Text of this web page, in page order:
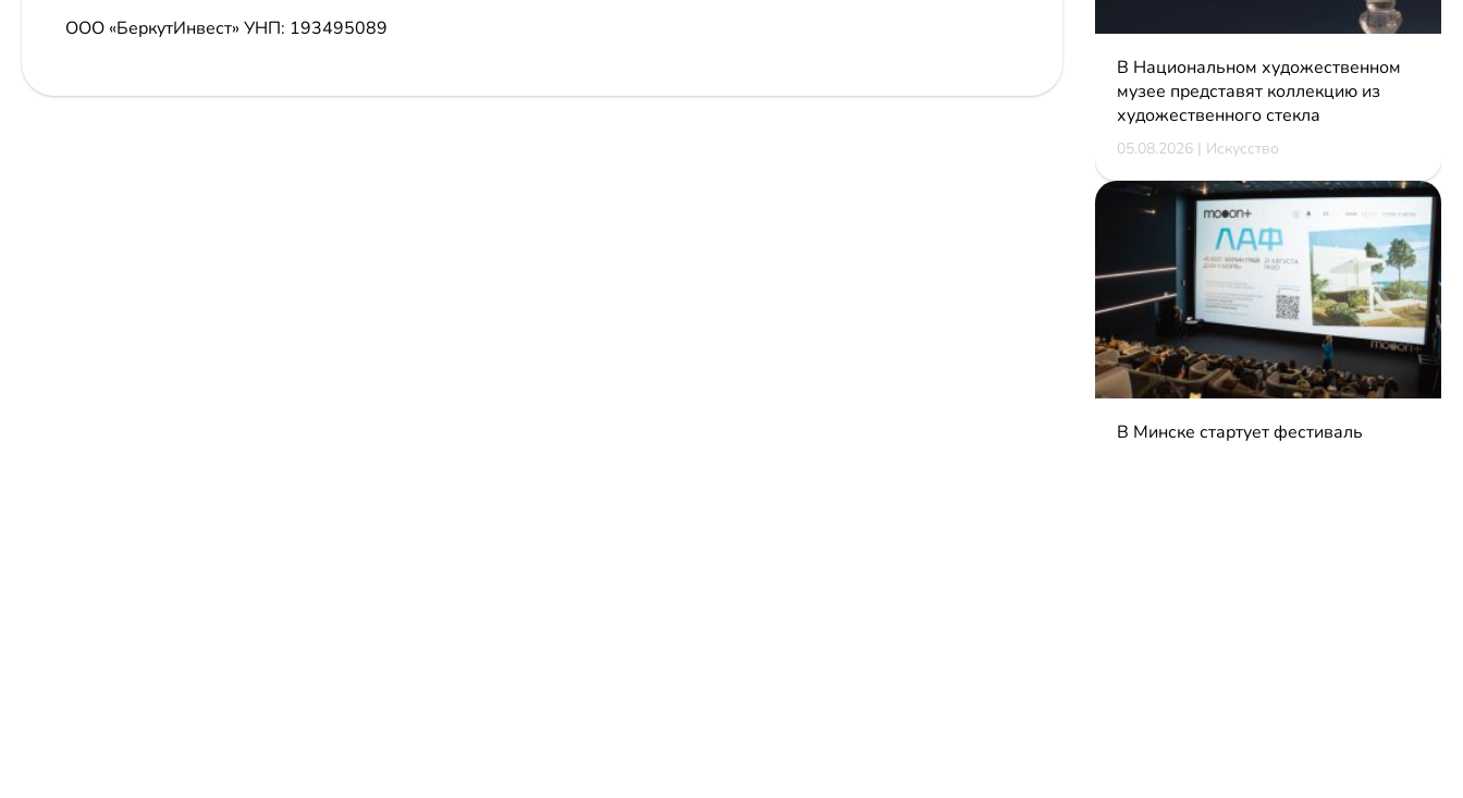
ООО «БеркутИнвест» УНП: 193495089
В Национальном художественном
музее представят коллекцию из
художественного стекла
05.08.2026 | Искусство
В Минске стартует фестиваль